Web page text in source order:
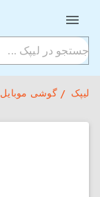
لیپک گوشی موبایل